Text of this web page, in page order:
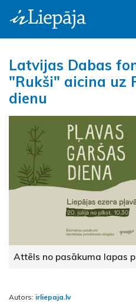
Latvijas Dabas
"Rukši" aicina uz
dienu
Attēls no pasākuma lapas
Autors: irliepaja.lv